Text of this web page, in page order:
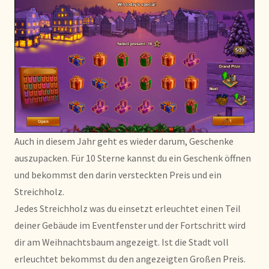
Auch in diesem Jahr geht es wieder darum, Geschenke
auszupacken. Für 10 Sterne kannst du ein Geschenk öffnen
und bekommst den darin versteckten Preis und ein
Streichholz.
Jedes Streichholz was du einsetzt erleuchtet einen Teil
deiner Gebäude im Eventfenster und der Fortschritt wird
dir am Weihnachtsbaum angezeigt. Ist die Stadt voll
erleuchtet bekommst du den angezeigten Großen Preis.